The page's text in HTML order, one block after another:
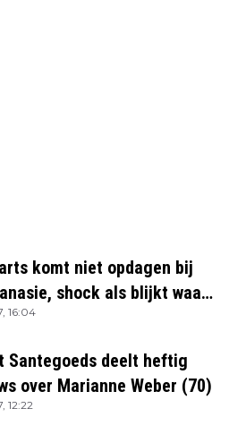
komt niet opdagen bij
shock als blijkt waar
16:04
Santegoeds deelt heftig
over Marianne Weber (70)
12:22